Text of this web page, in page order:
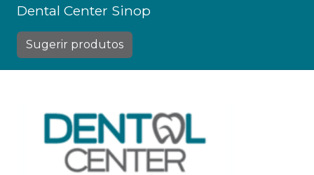
Dental Center Sinop
Sugerir produtos